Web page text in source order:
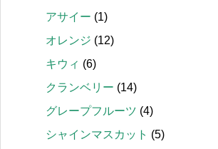
アサイー (1)
オレンジ (12)
キウィ (6)
クランベリー (14)
グレープフルーツ (4)
シャインマスカット (5)